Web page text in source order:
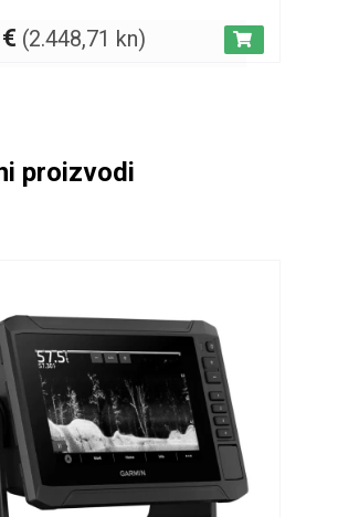
€ (2.448,71 kn)
proizvodi